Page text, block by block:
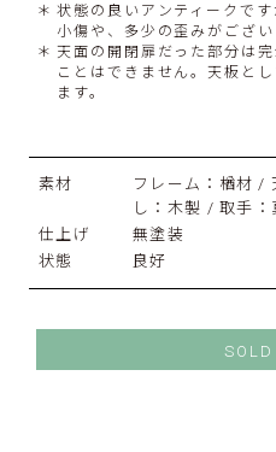
状態の良いアンティークで
小傷や、多少の歪みがござい
天面の開閉扉だった部分は
ことはできません。天板と
ます。
素材
フレーム：楢材 /
し：木製 / 取手：
仕上げ
無塗装
状態
良好
SOLD